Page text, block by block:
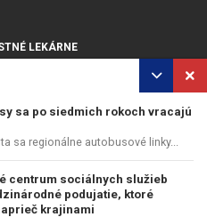
sa po siedmich rokoch vracajú
sa regionálne autobusové linky...
centrum sociálnych služieb
podujatie, ktoré
krajinami
LEKÁRNE
POUŽÍVANIE COOKIES
WEB DESIGN:EPIX MEDIA